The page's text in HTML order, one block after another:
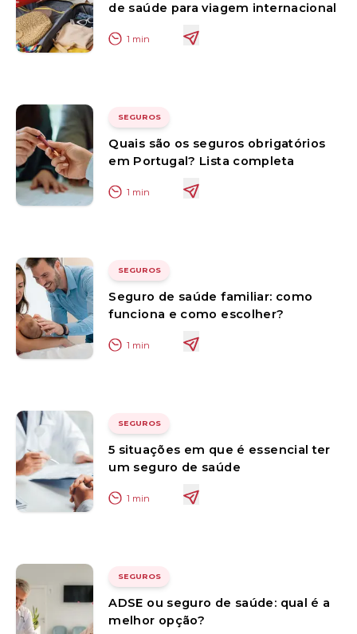
de saúde para viagem internacional
1 min
SEGUROS
Quais são os seguros obrigatórios
em Portugal? Lista completa
1 min
SEGUROS
Seguro de saúde familiar: como
funciona e como escolher?
1 min
SEGUROS
5 situações em que é essencial ter
um seguro de saúde
1 min
SEGUROS
ADSE ou seguro de saúde: qual é a
melhor opção?